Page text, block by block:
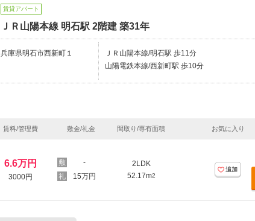
賃貸アパート
ＪＲ山陽本線 明石駅 2階建 築31年
兵庫県明石市西新町１
ＪＲ山陽本線/明石駅 歩11分
山陽電鉄本線/西新町駅 歩10分
賃料/管理費 敷金/礼金 間取り/専有面積 お気に入り
6.6万円
3000円
-
15万円
2LDK
52.17m2
追加